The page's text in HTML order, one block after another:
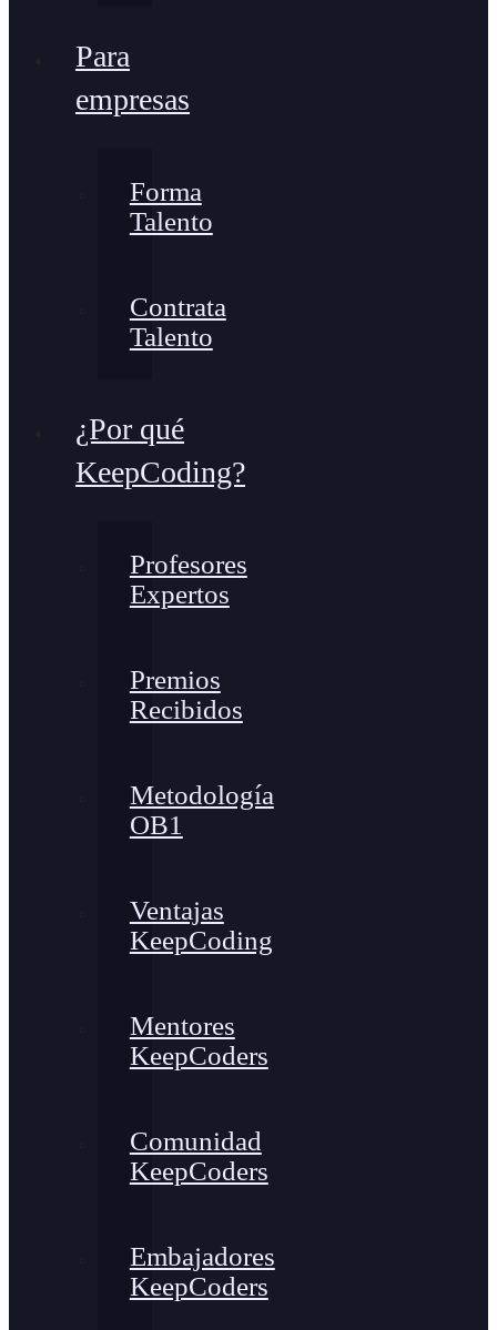
Para
empresas
Forma
Talento
Contrata
Talento
¿Por qué
KeepCoding?
Profesores
Expertos
Premios
Recibidos
Metodología
OB1
Ventajas
KeepCoding
Mentores
KeepCoders
Comunidad
KeepCoders
Embajadores
KeepCoders